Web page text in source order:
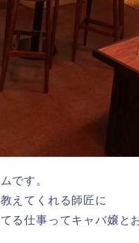
です。
えてくれる師匠に
る仕事ってキャバ嬢と